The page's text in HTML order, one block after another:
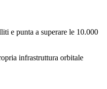
e punta a superare le 10.000
infrastruttura orbitale